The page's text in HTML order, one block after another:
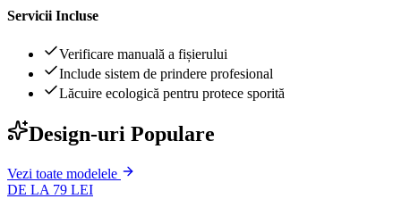
Servicii Incluse
Verificare manuală a fișierului
Include sistem de prindere profesional
Lăcuire ecologică pentru protece sporită
Design-uri Populare
Vezi toate modelele
DE LA 79 LEI